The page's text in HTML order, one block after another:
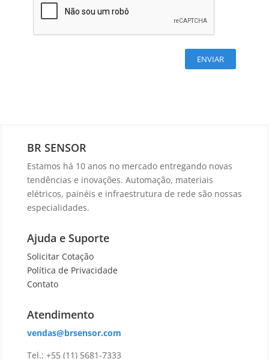
BR SENSOR
Estamos há 10 anos no mercado entregando novas
tendências e inovações. Automação, materiais
elétricos, painéis e infraestrutura de rede são nossas
especialidades.
Ajuda e Suporte
Solicitar Cotação
Política de Privacidade
Contato
Atendimento
vendas@brsensor.com
Tel.: +55 (11) 5681-7333